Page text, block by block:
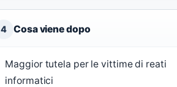
4 Cosa viene dopo
Maggior tutela per le vittime di reati
informatici